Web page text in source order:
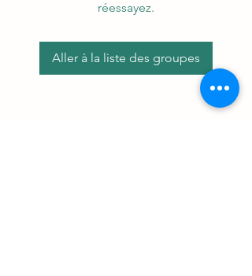
réessayez.
Aller à la liste des groupes